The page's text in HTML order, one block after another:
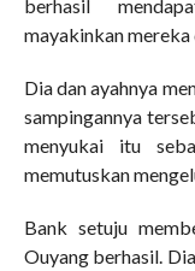
berhasil
mayakinkan mereka
Dia dan ayahnya
sampingannya
menyukai itu
memutuskan
Bank setuju
Ouyang berhasil.